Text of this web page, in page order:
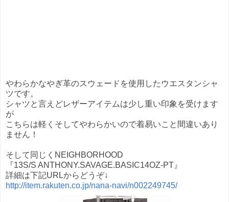
やわらかなやぎ革のスウェードを使用したウエスタンシャ
ツです。
シャツと言えどレザーアイテムは少し重い印象を受けます
が
こちらは軽くそしてやわらかいので着易いこと間違いあり
ません！
そして同じくNEIGHBORHOOD
『13S/S ANTHONY.SAVAGE.BASIC14OZ-PT』
詳細は下記URLからどうぞ↓
http://item.rakuten.co.jp/nana-navi/n002249745/